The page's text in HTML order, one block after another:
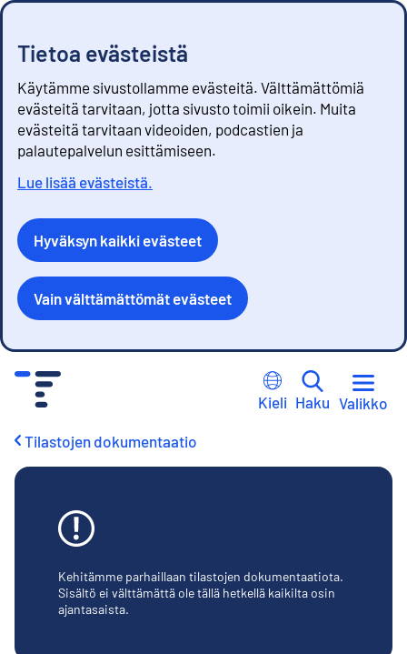
Tietoa evästeistä
Käytämme sivustollamme evästeitä. Välttämättömiä
evästeitä tarvitaan, jotta sivusto toimii oikein. Muita
evästeitä tarvitaan videoiden, podcastien ja
palautepalvelun esittämiseen.
Lue lisää evästeistä.
Hyväksyn kaikki evästeet
Vain välttämättömät evästeet
Kieli Haku Valikko
Tilastojen dokumentaatio
Kehitämme parhaillaan tilastojen dokumentaatiota.
Sisältö ei välttämättä ole tällä hetkellä kaikilta osin
ajantasaista.